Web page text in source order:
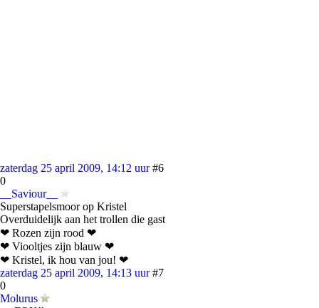
zaterdag 25 april 2009, 14:12 uur #6
0
__Saviour__
Superstapelsmoor op Kristel
Overduidelijk aan het trollen die gast
❤ Rozen zijn rood ❤
❤ Viooltjes zijn blauw ❤
❤ Kristel, ik hou van jou! ❤
zaterdag 25 april 2009, 14:13 uur #7
0
Molurus